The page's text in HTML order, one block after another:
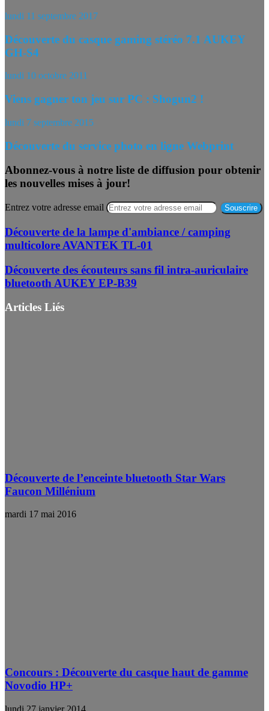
lundi 11 septembre 2017
Découverte du casque gaming stéréo 7.1 AUKEY
GH-S4
lundi 10 octobre 2011
Viens gagner ton jeu sur PC : Shogun2 !
lundi 7 septembre 2015
Découverte du service photo en ligne Webprint
Abonnez-vous à notre liste de diffusion pour obtenir
les nouvelles mises à jour!
Entrez votre adresse email
Découverte de la lampe d'ambiance / camping
multicolore AVANTEK TL-01
Découverte des écouteurs sans fil intra-auriculaire
bluetooth AUKEY EP-B39
Articles Liés
Découverte de l’enceinte bluetooth Star Wars
Faucon Millénium
mardi 17 mai 2016
Concours : Découverte du casque haut de gamme
Novodio HP+
lundi 27 janvier 2014